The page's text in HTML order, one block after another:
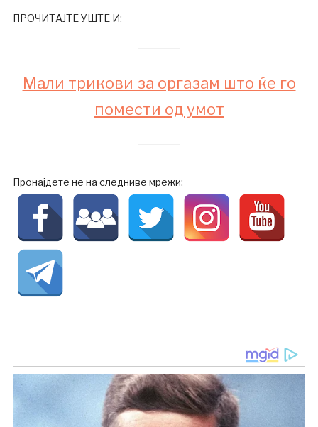
ПРОЧИТАЈТЕ УШТЕ И:
Мали трикови за оргазам што ќе го
помести од умот
Пронајдете не на следниве мрежи: